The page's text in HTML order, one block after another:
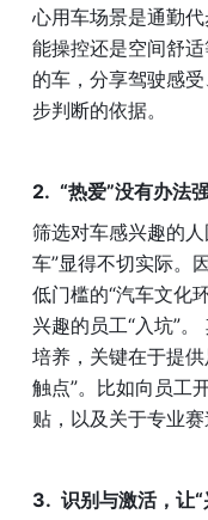
心用车场景是通勤
能操控还是空间舒
的车，分享驾驶感
步判断的依据。
“热爱”没有办法
筛选对车感兴趣的
车”显得不切实际。
低门槛的“汽车文化
兴趣的员工“入坑”
培养，关键在于提
触点”。比如向员工
贴，以及关于专业赛
识别与激活，让